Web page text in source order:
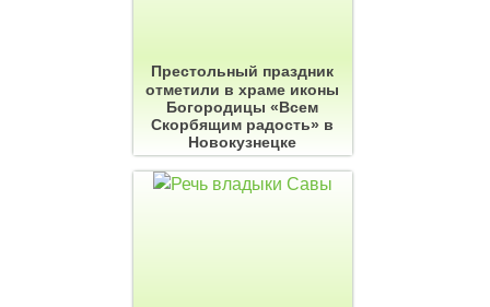
Престольный праздник
отметили в храме иконы
Богородицы «Всем
Скорбящим радость» в
Новокузнецке